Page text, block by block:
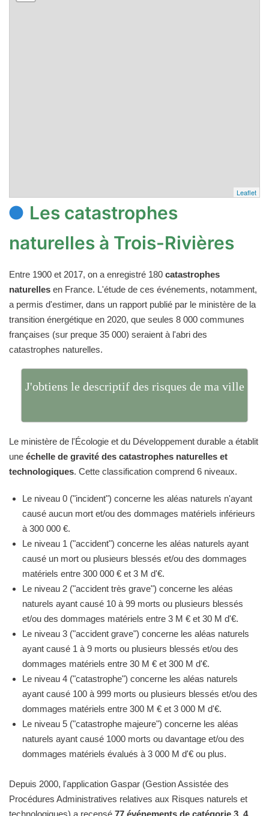
Leaflet
Les catastrophes
naturelles à Trois-Rivières
Entre 1900 et 2017, on a enregistré 180 catastrophes
naturelles en France. L'étude de ces événements, notamment,
a permis d'estimer, dans un rapport publié par le ministère de la
transition énergétique en 2020, que seules 8 000 communes
françaises (sur preque 35 000) seraient à l'abri des
catastrophes naturelles.
J'obtiens le descriptif des risques de ma ville
Le ministère de l'Écologie et du Développement durable a établit
une échelle de gravité des catastrophes naturelles et
technologiques. Cette classification comprend 6 niveaux.
Le niveau 0 ("incident") concerne les aléas naturels n'ayant
causé aucun mort et/ou des dommages matériels inférieurs
à 300 000 €.
Le niveau 1 ("accident") concerne les aléas naturels ayant
causé un mort ou plusieurs blessés et/ou des dommages
matériels entre 300 000 € et 3 M d'€.
Le niveau 2 ("accident très grave") concerne les aléas
naturels ayant causé 10 à 99 morts ou plusieurs blessés
et/ou des dommages matériels entre 3 M € et 30 M d'€.
Le niveau 3 ("accident grave") concerne les aléas naturels
ayant causé 1 à 9 morts ou plusieurs blessés et/ou des
dommages matériels entre 30 M € et 300 M d'€.
Le niveau 4 ("catastrophe") concerne les aléas naturels
ayant causé 100 à 999 morts ou plusieurs blessés et/ou des
dommages matériels entre 300 M € et 3 000 M d'€.
Le niveau 5 ("catastrophe majeure") concerne les aléas
naturels ayant causé 1000 morts ou davantage et/ou des
dommages matériels évalués à 3 000 M d'€ ou plus.
Depuis 2000, l'application Gaspar (Gestion Assistée des
Procédures Administratives relatives aux Risques naturels et
technologiques) a recensé 77 événements de catégorie 3, 4